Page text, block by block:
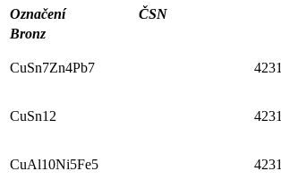
Označení ČSN
Bronz
CuSn7Zn4Pb7
CuSn12
CuAl10Ni5Fe5